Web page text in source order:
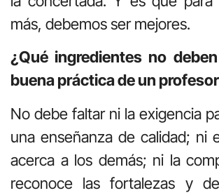
más, debemos ser mejores.
¿Qué ingredientes no
buena práctica de un
No debe faltar ni la exigencia
una enseñanza de calidad; ni
acerca a los demás; ni la
reconoce las fortalezas y